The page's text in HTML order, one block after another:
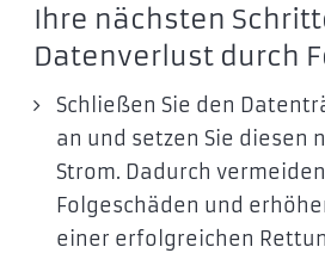
Ihre nächsten
Datenverlust durch
Schließen Sie den
an und setzen Sie diesen
Strom. Dadurch vermeiden
Folgeschäden und
einer erfolgreichen